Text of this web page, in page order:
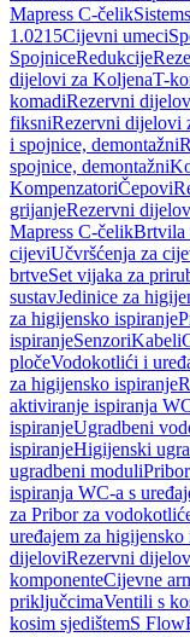
Mapress C-čelik
1.0215Cijevni umeci
SpojniceRedukcije
dijelovi za KoljenaT-
komadiRezervni
fiksniRezervni dijelovi
i spojnice, demontažni
spojnice, demontažni
KompenzatoriČepovi
grijanjeRezervni
Mapress C-čelikBrtvila
cijeviUčvršćenja za
brtveSet vijaka za
sustavJedinice za
za higijensko ispiranje
ispiranjeSenzoriKabeli
pločeVodokotlići i
za higijensko ispiranje
aktiviranje ispiranja
ispiranjeUgradbeni
ispiranjeHigijenski
ugradbeni moduli
ispiranja WC-a s
za Pribor za
uređajem za higijensko
dijeloviRezervni
komponenteCijevne
priključcimaVentili s
kosim sjedištemS